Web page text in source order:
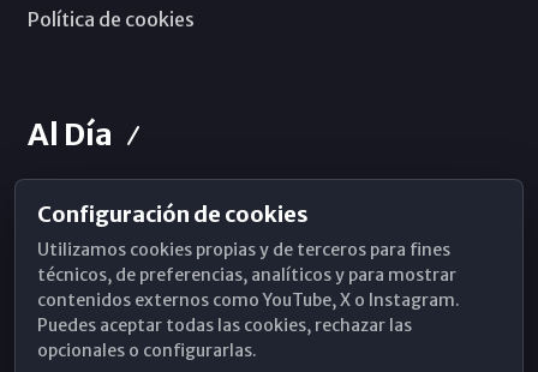
Política de cookies
Al Día
Horarios de Misa
Hemeroteca
WhatsApp
Configuración de cookies
Utilizamos cookies propias y de terceros para fines
técnicos, de preferencias, analíticos y para mostrar
contenidos externos como YouTube, X o Instagram.
Puedes aceptar todas las cookies, rechazar las
opcionales o configurarlas.